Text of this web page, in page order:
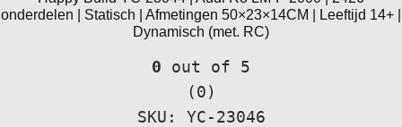
onderdelen | Statisch | Afmetingen 50×23×14CM | Leeftijd 14+ |
Dynamisch (met. RC)
0 out of 5
(0)
SKU: YC-23046